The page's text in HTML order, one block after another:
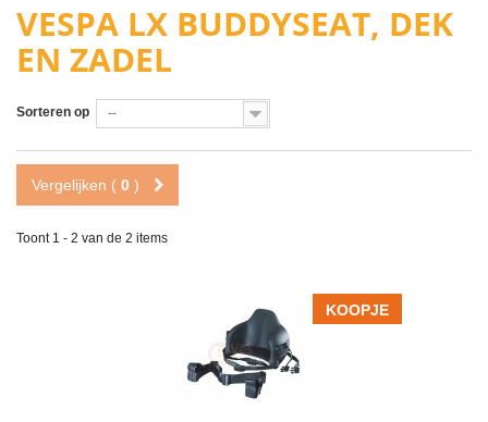
VESPA LX BUDDYSEAT, DEK
EN ZADEL
Sorteren op --
Vergelijken ( 0 )
Toont 1 - 2 van de 2 items
KOOPJE